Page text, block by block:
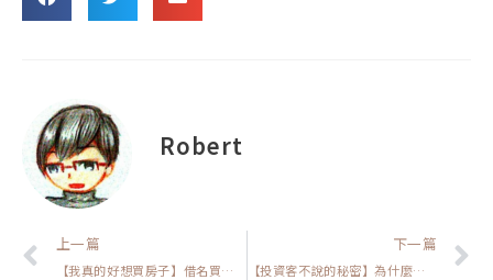
Robert
上一頁
上一篇
【我真的好想買房子】借名買房害慘了！這些風險千萬別忽視！
下一篇
【投資客不說的秘密】為什麼別人買房會賺，你卻會賠?